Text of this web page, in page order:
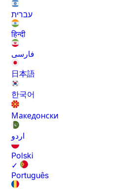
עברית
हिन्दी
فارسی
日本語
한국어
Македонски
اردو
Polski
✓
Português